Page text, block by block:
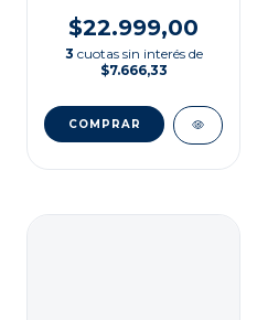
$22.999,00
3 cuotas sin interés de
$7.666,33